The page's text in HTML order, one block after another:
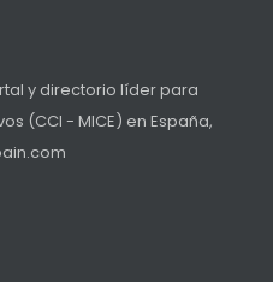
y directorio líder para
(CCI - MICE) en España,